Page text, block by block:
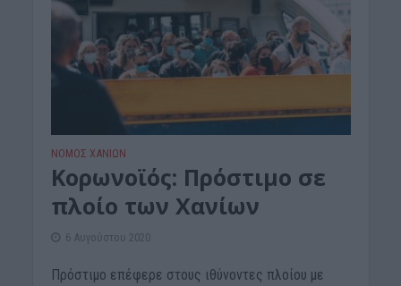
ΝΟΜΌΣ ΧΑΝΊΩΝ
Κορωνοϊός: Πρόστιμο σε
πλοίο των Χανίων
6 Αυγούστου 2020
Πρόστιμο επέφερε στους ιθύνοντες πλοίου με